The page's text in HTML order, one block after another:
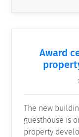
Award
The new
guesthouse is
property